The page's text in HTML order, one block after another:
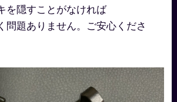
を隠すことがなければ
問題ありません。ご安心くださ